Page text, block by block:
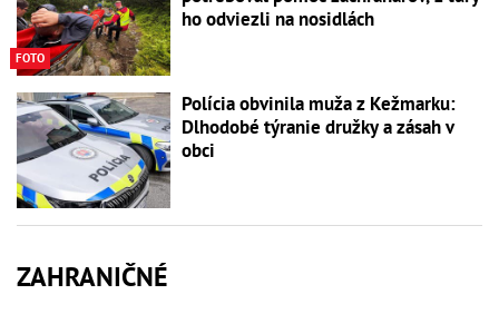
FOTO
ho odviezli na nosidlách
Polícia obvinila muža z Kežmarku:
Dlhodobé týranie družky a zásah v
obci
ZAHRANIČNÉ